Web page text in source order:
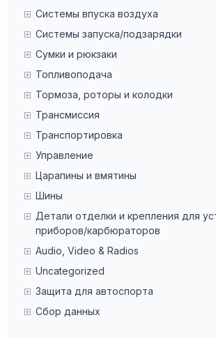
Системы впуска воздуха
Системы запуска/подзарядки
Сумки и рюкзаки
Топливоподача
Тормоза, роторы и колодки
Трансмиссия
Транспортировка
Управление
Царапины и вмятины
Шины
Детали отделки и крепления для
приборов/карбюраторов
Audio, Video & Radios
Uncategorized
Защита для автоспорта
Сбор данных